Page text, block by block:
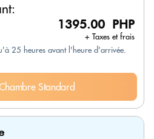
1395.00 PHP
+ Taxes et frais
25 heures avant l'heure d'arrivée.
Standard